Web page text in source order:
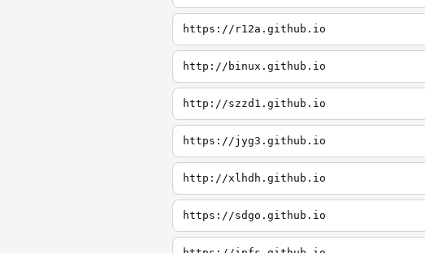
https://r12a.github.io
http://binux.github.io
http://szzd1.github.io
https://jyg3.github.io
http://xlhdh.github.io
https://sdgo.github.io